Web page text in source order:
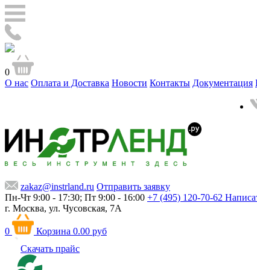
0
О нас Оплата и Доставка Новости Контакты Документация
zakaz@instrland.ru Отправить заявку
Пн-Чт 9:00 - 17:30; Пт 9:00 - 16:00 +7 (495) 120-70-62
г. Москва, ул. Чусовская, 7А
0 Корзина 0.00 руб
Скачать прайс